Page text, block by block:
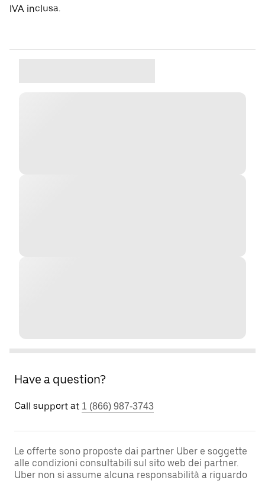
IVA inclusa.
Have a question?
Call support at 1 (866) 987-3743
Le offerte sono proposte dai partner Uber e soggette
alle condizioni consultabili sul sito web dei partner.
Uber non si assume alcuna responsabilità a riguardo